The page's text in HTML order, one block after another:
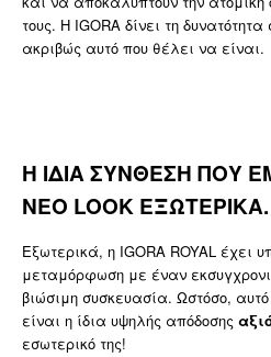
τους. Η IGORA δίνει τη
ακριβώς αυτό που θέλει να είναι.
Η ΙΔΙΑ ΣΥΝΘΕΣΗ ΠΟΥ
ΝΕΟ LOOK ΕΞΩΤΕΡΙΚΑ.
Εξωτερικά, η IGORA ROYAL έχει
μεταμόρφωση με έναν
βιώσιμη συσκευασία. Ωστόσο,
είναι η ίδια υψηλής απόδοσης
εσωτερικό της!